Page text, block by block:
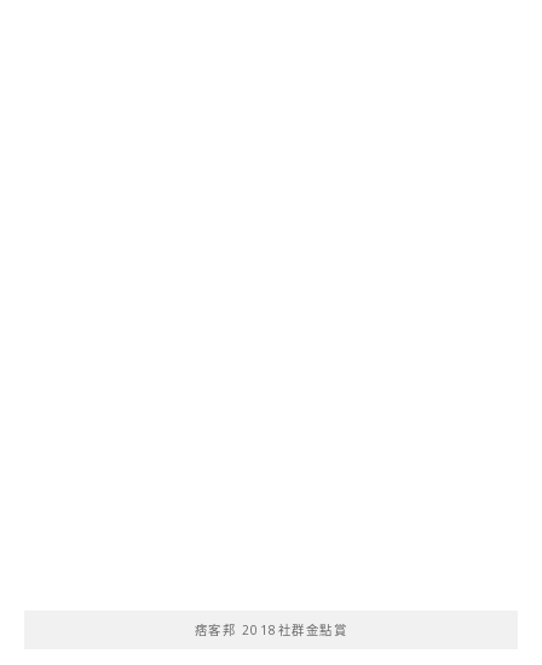
痞客邦 2018社群金點賞